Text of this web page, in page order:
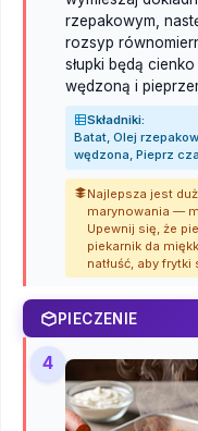
rzepakowym,
rozsyp
słupki będą
wędzoną i
Składniki:
Batat, Olej
wędzona, Pieprz
Najlepsza jest
marynowania —
Upewnij się, że
piekarnik da
natłuść, aby frytki
PIECZENIE
4